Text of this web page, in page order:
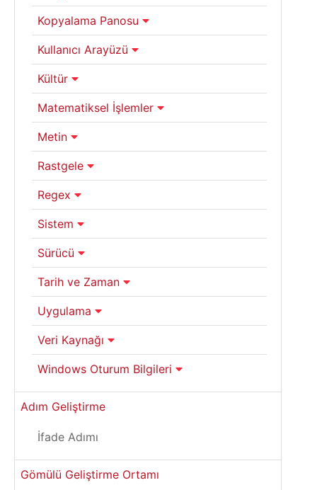
Kopyalama Panosu
Kullanıcı Arayüzü
Kültür
Matematiksel İşlemler
Metin
Rastgele
Regex
Sistem
Sürücü
Tarih ve Zaman
Uygulama
Veri Kaynağı
Windows Oturum Bilgileri
Adım Geliştirme
İfade Adımı
Gömülü Geliştirme Ortamı